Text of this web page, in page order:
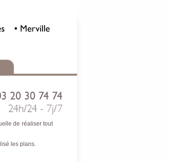
de réaliser tout
les plans.